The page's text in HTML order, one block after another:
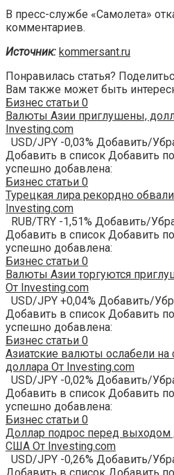
В пресс-службе «Самолета»
комментариев.
Источник: kommersant.ru
Понравилась статья?
Вам также может быть
Бизнес статьи 0
Валюты Азии приглушены,
Investing.com
USD/JPY -0,03% Добавить/
Добавить в список Добавить
успешно добавлена:
Бизнес статьи 0
Турецкая лира рекордно
Investing.com
RUB/TRY -1,51% Добавить/
Добавить в список Добавить
успешно добавлена:
Бизнес статьи 0
Валюты Азии торгуются
От Investing.com
USD/JPY +0,04% Добавить/
Добавить в список Добавить
успешно добавлена:
Бизнес статьи 0
Азиатские валюты ослабели
доллара От Investing.com
USD/JPY -0,02% Добавить/
Добавить в список Добавить
успешно добавлена:
Бизнес статьи 0
Доллар подрос перед
США От Investing.com
USD/JPY -0,26% Добавить/